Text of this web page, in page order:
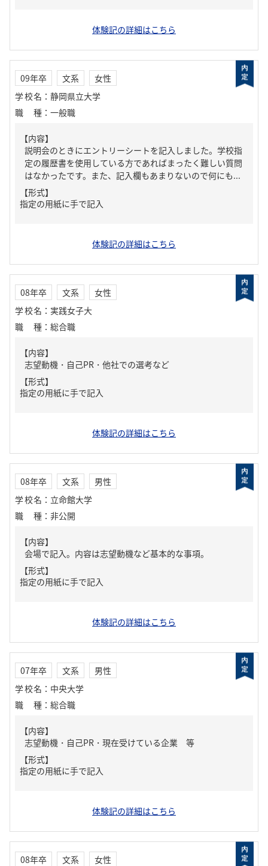
体験記の詳細はこちら
09年卒 文系
女性
学校名 ： 静岡県立大学
職種 ： 一般職
【内容】
説明会のときにエントリーシートを記入しました。学校指
定の履歴書を使用している方であればまったく難しい質問
はなかったです。また、記入欄もあまりないので何にも...
【形式】
指定の用紙に手で記入
体験記の詳細はこちら
08年卒 文系
女性
学校名 ： 実践女子大
職種 ： 総合職
【内容】
志望動機・自己PR・他社での選考など
【形式】
指定の用紙に手で記入
体験記の詳細はこちら
08年卒 文系
男性
学校名 ： 立命館大学
職種 ： 非公開
【内容】
会場で記入。内容は志望動機など基本的な事項。
【形式】
指定の用紙に手で記入
体験記の詳細はこちら
07年卒 文系
男性
学校名 ： 中央大学
職種 ： 総合職
【内容】
志望動機・自己PR・現在受けている企業 等
【形式】
指定の用紙に手で記入
体験記の詳細はこちら
08年卒 文系
女性